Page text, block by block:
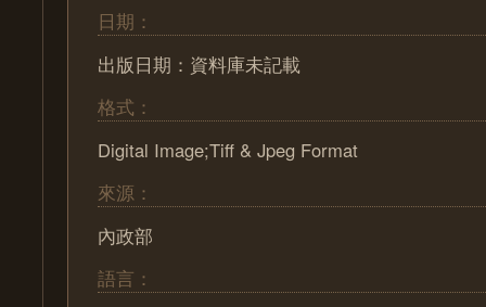
日期：
出版日期：資料庫未記載
格式：
Digital Image;Tiff & Jpeg Format
來源：
內政部
語言：